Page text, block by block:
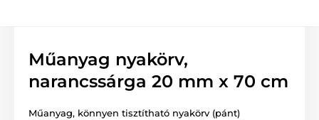
Műanyag nyakörv,
narancssárga 20 mm x 70 cm
Műanyag, könnyen tisztítható nyakörv (pánt)